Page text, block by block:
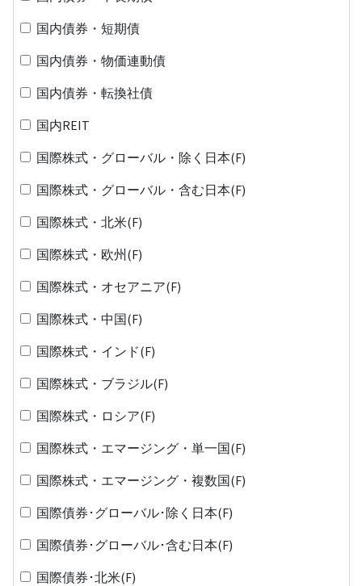
国内債券・短期債
国内債券・物価連動債
国内債券・転換社債
国内REIT
国際株式・グローバル・除く日本(F)
国際株式・グローバル・含む日本(F)
国際株式・北米(F)
国際株式・欧州(F)
国際株式・オセアニア(F)
国際株式・中国(F)
国際株式・インド(F)
国際株式・ブラジル(F)
国際株式・ロシア(F)
国際株式・エマージング・単一国(F)
国際株式・エマージング・複数国(F)
国際債券･グローバル･除く日本(F)
国際債券･グローバル･含む日本(F)
国際債券･北米(F)